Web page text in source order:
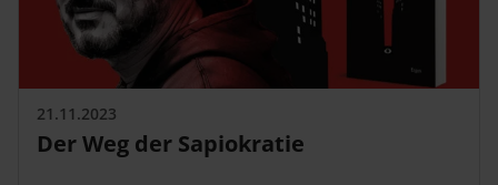
Der Verlag
Über Uns
Programm
21.11.2023
Der Weg der Sapiokratie